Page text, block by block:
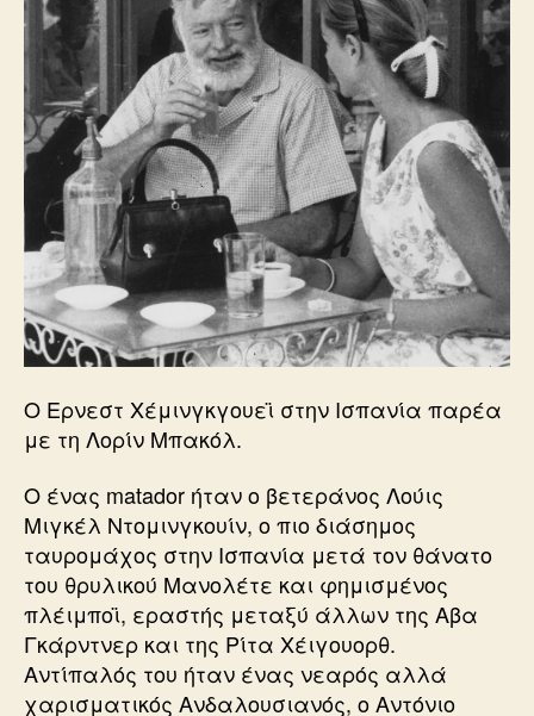
Ο Ερνεστ Χέμινγκγουεϊ στην Ισπανία παρέα
με τη Λορίν Μπακόλ.
Ο ένας matador ήταν ο βετεράνος Λούις
Μιγκέλ Ντομινγκουίν, ο πιο διάσημος
ταυρομάχος στην Ισπανία μετά τον θάνατο
του θρυλικού Μανολέτε και φημισμένος
πλέιμποϊ, εραστής μεταξύ άλλων της Αβα
Γκάρντνερ και της Ρίτα Χέιγουορθ.
Αντίπαλός του ήταν ένας νεαρός αλλά
χαρισματικός Ανδαλουσιανός, ο Αντόνιο